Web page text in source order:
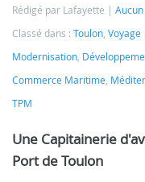
Rédigé par Lafayette
Classé dans : Toulon, Voyage
Modernisation,
Commerce Maritime,
TPM
Une Capitainerie
Port de Toulon